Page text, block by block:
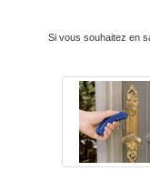
Si vous souhaitez en